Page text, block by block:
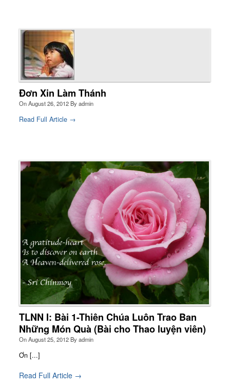
Đơn Xin Làm Thánh
OnAugust 26, 2012Byadmin
Read Full Article →
TLNN I: Bài 1-Thiên Chúa Luôn Trao Ban
Những Món Quà (Bài cho Thao luyện viên)
OnAugust 25, 2012Byadmin
Ơn [...]
Read Full Article →